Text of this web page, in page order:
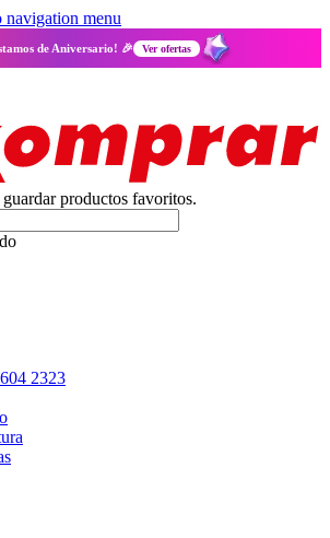
navigation menu
de Aniversario! 🎉 Ver ofertas
productos favoritos.
2323